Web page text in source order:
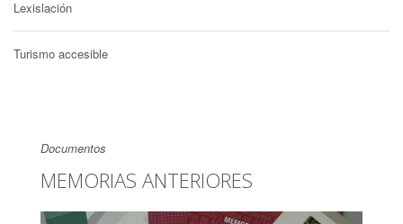
Lexislación
Turismo accesible
Documentos
MEMORIAS ANTERIORES